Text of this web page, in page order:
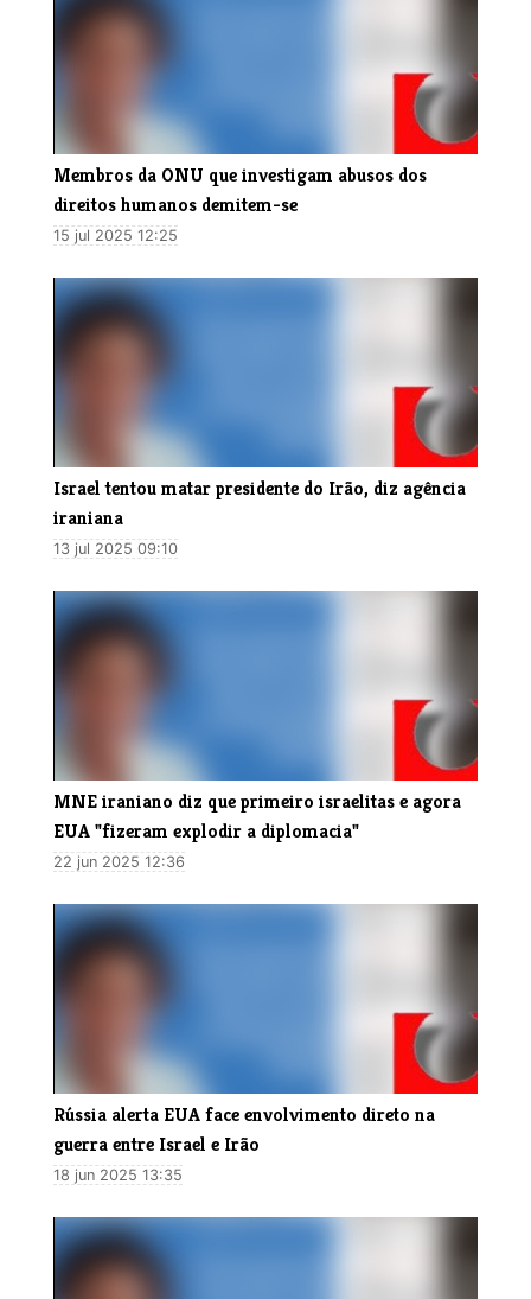
Membros da ONU que investigam abusos dos
direitos humanos demitem-se
15 jul 2025 12:25
​Israel tentou matar presidente do Irão, diz agência
iraniana
13 jul 2025 09:10
MNE iraniano diz que primeiro israelitas e agora
EUA "fizeram explodir a diplomacia"
22 jun 2025 12:36
Rússia alerta EUA face envolvimento direto na
guerra entre Israel e Irão
18 jun 2025 13:35